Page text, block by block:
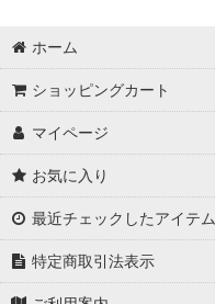
ホーム
ショッピングカート
マイページ
お気に入り
最近チェックしたアイテム
特定商取引法表示